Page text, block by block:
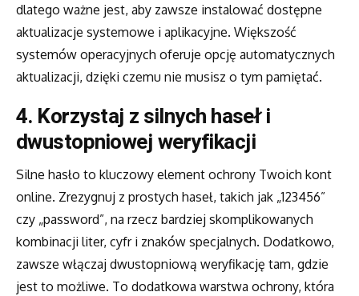
dlatego ważne jest, aby zawsze instalować dostępne
aktualizacje systemowe i aplikacyjne. Większość
systemów operacyjnych oferuje opcję automatycznych
aktualizacji, dzięki czemu nie musisz o tym pamiętać.
4. Korzystaj z silnych haseł i
dwustopniowej weryfikacji
Silne hasło to kluczowy element ochrony Twoich kont
online. Zrezygnuj z prostych haseł, takich jak „123456”
czy „password”, na rzecz bardziej skomplikowanych
kombinacji liter, cyfr i znaków specjalnych. Dodatkowo,
zawsze włączaj dwustopniową weryfikację tam, gdzie
jest to możliwe. To dodatkowa warstwa ochrony, która